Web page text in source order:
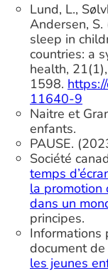
Lund, L.,
Andersen,
sleep in
countries: a
health, 21(1),
1598.
11640-9
Naitre et
enfants.
PAUSE.
Société
temps
la promotion
dans un
principes.
Informations
document
les jeunes